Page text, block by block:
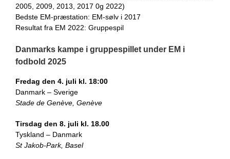
2005, 2009, 2013, 2017 0g 2022)
Bedste EM-præstation: EM-sølv i 2017
Resultat fra EM 2022: Gruppespil
Danmarks kampe i gruppespillet under EM i
fodbold 2025
Fredag den 4. juli kl. 18:00
Danmark – Sverige
Stade de Genève, Genève
Tirsdag den 8. juli kl. 18.00
Tyskland – Danmark
St Jakob-Park, Basel